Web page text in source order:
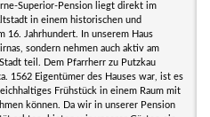
Superior-Pension liegt direkt im
in einem historischen und
16. Jahrhundert. In unserem Haus
sondern nehmen auch aktiv am
teil. Dem Pfarrherr zu Putzkau
1562 Eigentümer des Hauses war, ist es
Frühstück in einem Raum mit
können. Da wir in unserer Pension